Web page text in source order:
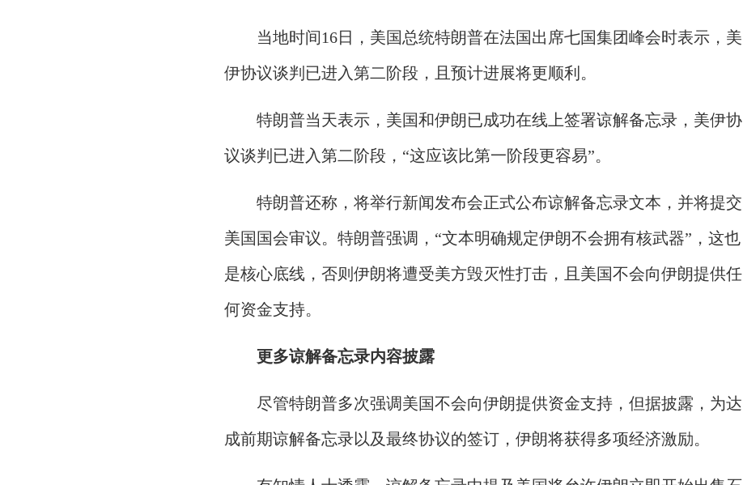
当地时间16日，美国总统特朗普在法国出席七国集团峰会时表示，美
伊协议谈判已进入第二阶段，且预计进展将更顺利。
特朗普当天表示，美国和伊朗已成功在线上签署谅解备忘录，美伊协
议谈判已进入第二阶段，“这应该比第一阶段更容易”。
特朗普还称，将举行新闻发布会正式公布谅解备忘录文本，并将提交
美国国会审议。特朗普强调，“文本明确规定伊朗不会拥有核武器”，这也
是核心底线，否则伊朗将遭受美方毁灭性打击，且美国不会向伊朗提供任
何资金支持。
更多谅解备忘录内容披露
尽管特朗普多次强调美国不会向伊朗提供资金支持，但据披露，为达
成前期谅解备忘录以及最终协议的签订，伊朗将获得多项经济激励。